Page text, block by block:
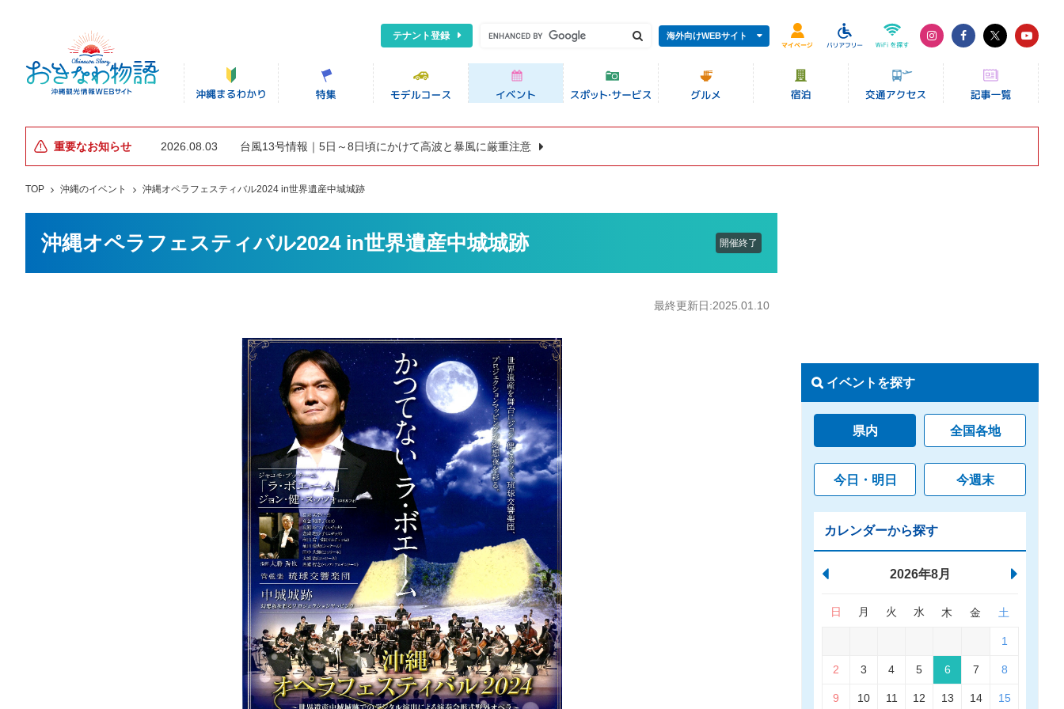
テナント登録 海外向けWEBサイト
重要なお知らせ 2026.08.03 台風13号情報｜5日～8日頃にかけて高波と暴風に厳重注意
TOP 沖縄のイベント 沖縄オペラフェスティバル2024 in世界遺産中城城跡
沖縄オペラフェスティバル2024 in世界遺産中城城跡 開催終了
最終更新日:2025.01.10
イベントを探す
県内 全国各地
今日・明日 今週末
カレンダーから探す
2026年8月
日 月 火 水 木 金 土
1
2 3 4 5 6 7 8
9 10 11 12 13 14 15